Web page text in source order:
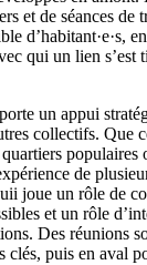
et de séances de
d’habitant·e·s,
qui un lien s’est
un appui
collectifs. Que
quartiers
de
joue un rôle de
et un rôle
Des réunions
clés, puis en aval